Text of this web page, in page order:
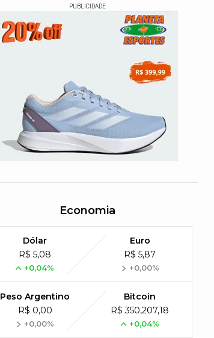
PUBLICIDADE
Economia
Dólar
R$ 5,08
+0,04%
Euro
R$ 5,87
+0,00%
Peso Argentino
R$ 0,00
+0,00%
Bitcoin
R$ 350,207,18
+0,04%